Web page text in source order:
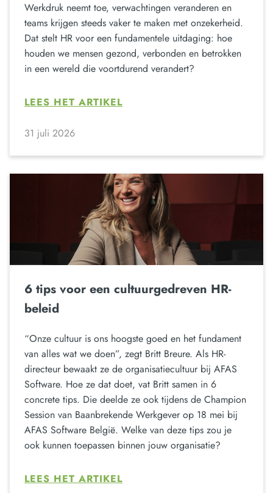
Werkdruk neemt toe, verwachtingen veranderen en
teams krijgen steeds vaker te maken met onzekerheid.
Dat stelt HR voor een fundamentele uitdaging: hoe
houden we mensen gezond, verbonden en betrokken
in een wereld die voortdurend verandert?
LEES HET ARTIKEL
31 juli 2026
6 tips voor een cultuurgedreven HR-
beleid
“Onze cultuur is ons hoogste goed en het fundament
van alles wat we doen”, zegt Britt Breure. Als HR-
directeur bewaakt ze de organisatiecultuur bij AFAS
Software. Hoe ze dat doet, vat Britt samen in 6
concrete tips. Die deelde ze ook tijdens de Champion
Session van Baanbrekende Werkgever op 18 mei bij
AFAS Software België. Welke van deze tips zou je
ook kunnen toepassen binnen jouw organisatie?
LEES HET ARTIKEL